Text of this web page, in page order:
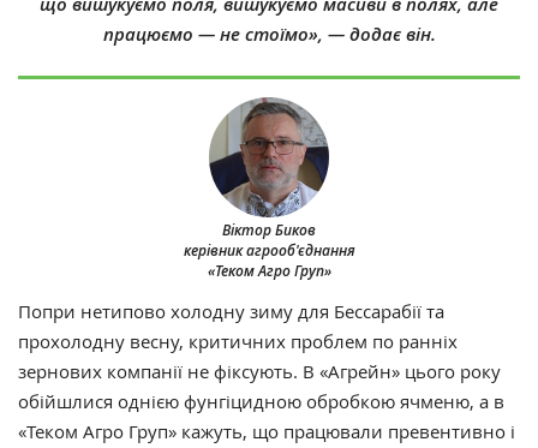
Віктор Биков
керівник агрооб'єднання
«Теком Агро Груп»
працюємо — не стоїмо», — додає він.
Попри нетипово холодну зиму для Бессарабії та
прохолодну весну, критичних проблем по ранніх
зернових компанії не фіксують. В «Агрейн» цього року
обійшлися однією фунгіцидною обробкою ячменю, а в
«Теком Агро Груп» кажуть, що працювали превентивно і